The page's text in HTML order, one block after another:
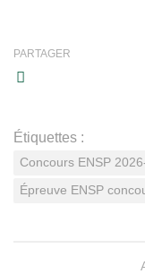
PARTAGER
Étiquettes :
Concours ENSP
Épreuve ENSP